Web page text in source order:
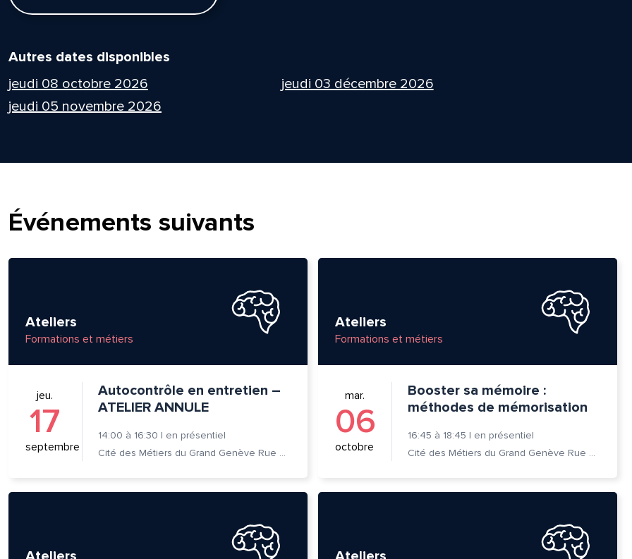
Autres dates disponibles
jeudi 08 octobre 2026
jeudi 05 novembre 2026
jeudi 03 décembre 2026
Événements suivants
Ateliers
Formations et métiers
jeu.
17
septembre
Autocontrôle en entretien –
ATELIER ANNULE
14:00 à 16:30 | en présentiel
Cité des Métiers du Grand Genève Rue Prévost-Martin 6 1205 Genève
Ateliers
Formations et métiers
mar.
06
octobre
Booster sa mémoire :
méthodes de mémorisation
16:45 à 18:45 | en présentiel
Cité des Métiers du Grand Genève Rue Prévost-Martin 6 1205 Genève
est la pertinence de cette